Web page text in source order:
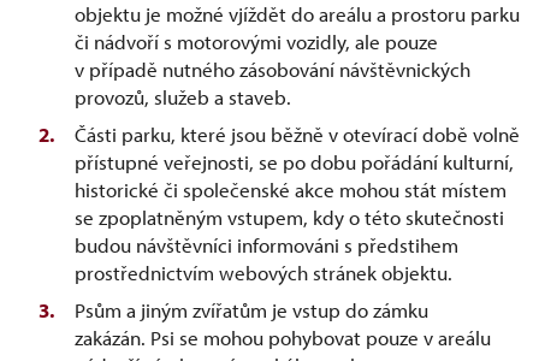
objektu je možné vjíždět do areálu a prostoru parku
či nádvoří s motorovými vozidly, ale pouze
v případě nutného zásobování návštěvnických
provozů, služeb a staveb.
Části parku, které jsou běžně v otevírací době volně
přístupné veřejnosti, se po dobu pořádání kulturní,
historické či společenské akce mohou stát místem
se zpoplatněným vstupem, kdy o této skutečnosti
budou návštěvníci informováni s předstihem
prostřednictvím webových stránek objektu.
Psům a jiným zvířatům je vstup do zámku
zakázán. Psi se mohou pohybovat pouze v areálu